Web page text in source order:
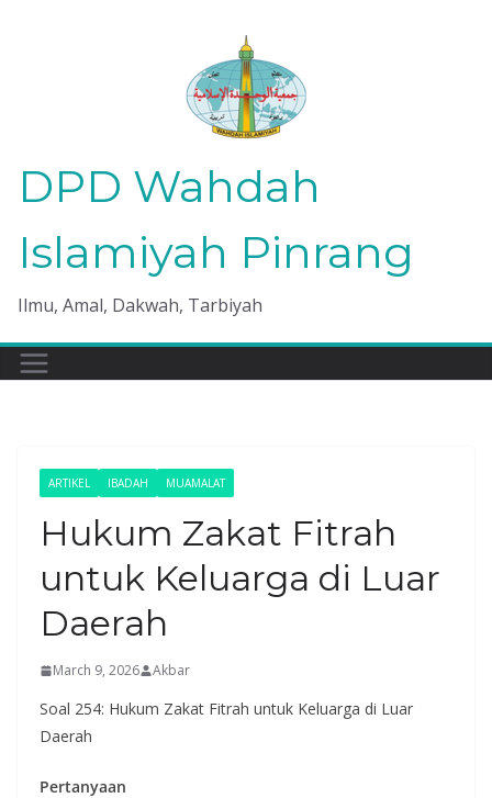
DPD Wahdah
Islamiyah Pinrang
Ilmu, Amal, Dakwah, Tarbiyah
ARTIKEL IBADAH MUAMALAT
Hukum Zakat Fitrah
untuk Keluarga di Luar
Daerah
March 9, 2026 Akbar
Soal 254: Hukum Zakat Fitrah untuk Keluarga di Luar
Daerah
Pertanyaan